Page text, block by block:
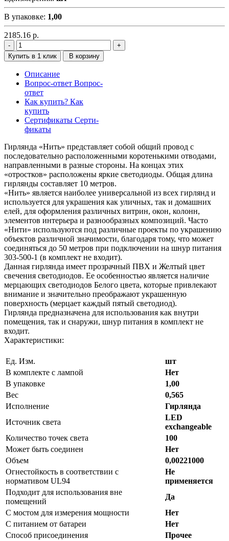
В упаковке: 1,00
2185.16 р.
Купить в 1 клик В корзину
Описание
Вопрос-ответ Вопрос-
ответ
Как купить? Как
купить
Сертификаты Серти-
фикаты
Гирлянда «Нить» представляет собой общий провод с
последовательно расположенными коротенькими отводами,
направленными в разные стороны. На концах этих
«отростков» расположены яркие светодиоды. Общая длина
гирлянды составляет 10 метров.
«Нить» является наиболее универсальной из всех гирлянд и
используется для украшения как уличных, так и домашних
елей, для оформления различных витрин, окон, колонн,
элементов интерьера и разнообразных композиций. Часто
«Нити» используются под различные проекты по украшению
объектов различной значимости, благодаря тому, что может
соединяться до 50 метров при подключении на шнур питания
303-500-1 (в комплект не входит).
Данная гирлянда имеет прозрачный ПВХ и Желтый цвет
свечения светодиодов. Ее особенностью является наличие
мерцающих светодиодов Белого цвета, которые привлекают
внимание и значительно преображают украшенную
поверхность (мерцает каждый пятый светодиод).
Гирлянда предназначена для использования как внутри
помещения, так и снаружи, шнур питания в комплект не
входит.
Характеристики:
Ед. Изм.
шт
В комплекте с лампой
Нет
В упаковке
1,00
Вес
0,565
Исполнение
Гирлянда
Источник света
LED
exchangeable
Количество точек света
100
Может быть соединен
Нет
Объем
0,00221000
Огнестойкость в соответствии с
нормативом UL94
Не
применяется
Подходит для использования вне
помещений
Да
С мостом для измерения мощности
Нет
С питанием от батареи
Нет
Способ присоединения
Прочее